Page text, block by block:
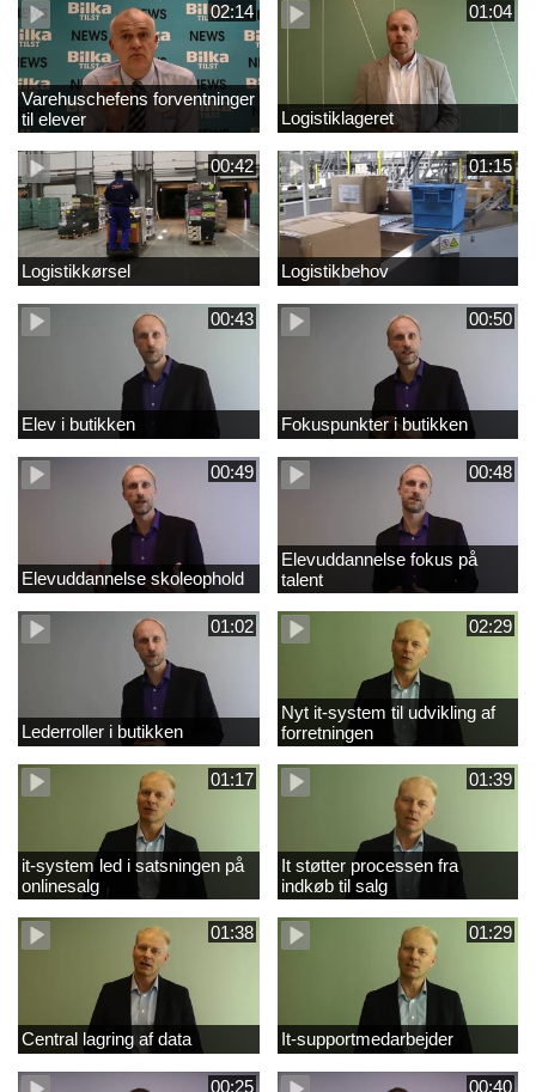
02:14
Varehuschefens forventninger
til elever
01:04
Logistiklageret
00:42
Logistikkørsel
01:15
Logistikbehov
00:43
Elev i butikken
00:50
Fokuspunkter i butikken
00:49
Elevuddannelse skoleophold
00:48
Elevuddannelse fokus på
talent
01:02
Lederroller i butikken
02:29
Nyt it-system til udvikling af
forretningen
01:17
it-system led i satsningen på
onlinesalg
01:39
It støtter processen fra
indkøb til salg
01:38
Central lagring af data
01:29
It-supportmedarbejder
00:25 00:40